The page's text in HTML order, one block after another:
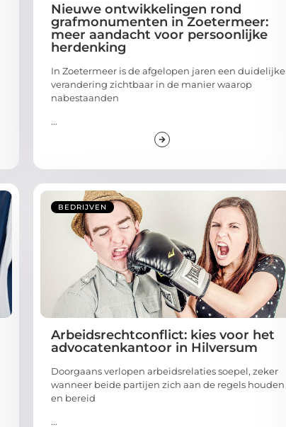
Nieuwe ontwikkelingen rond
grafmonumenten in Zoetermeer:
meer aandacht voor persoonlijke
herdenking
In Zoetermeer is de afgelopen jaren een duidelijke
verandering zichtbaar in de manier waarop
nabestaanden
...
BEDRIJVEN
Arbeidsrechtconflict: kies voor het
advocatenkantoor in Hilversum
Doorgaans verlopen arbeidsrelaties soepel, zeker
wanneer beide partijen zich aan de regels houden
en bereid
...